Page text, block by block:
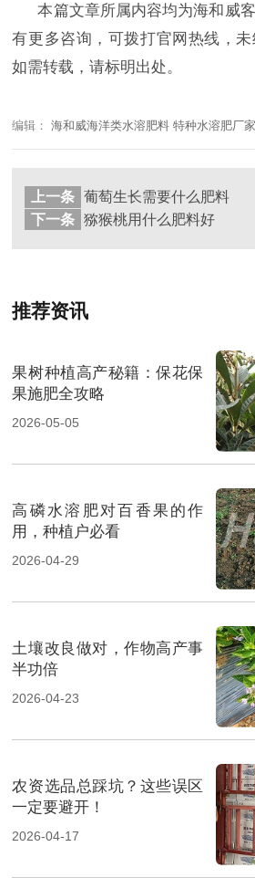
本篇文章所属内容均为海和威
有更多咨询，可拨打官网热线，未
如需转载，请标明出处。
编辑：海和威海洋类水溶肥料 特种水溶肥厂家
上一条
葡萄生长需要什么肥料
下一条
猕猴桃用什么肥料好
推荐资讯
果树种植高产秘籍：保花保
果施肥全攻略
2026-05-05
高磷水溶肥对百香果的作
用，种植户必看
2026-04-29
土壤改良做对，作物高产事
半功倍
2026-04-23
农资选品总踩坑？这些误区
一定要避开！
2026-04-17